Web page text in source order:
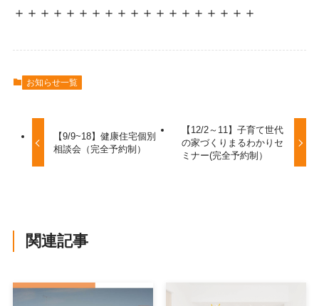
＋＋＋＋＋＋＋＋＋＋＋＋＋＋＋＋＋＋＋
お知らせ一覧
【9/9~18】健康住宅個別
相談会（完全予約制）
【12/2～11】子育て世代
の家づくりまるわかりセ
ミナー(完全予約制）
関連記事